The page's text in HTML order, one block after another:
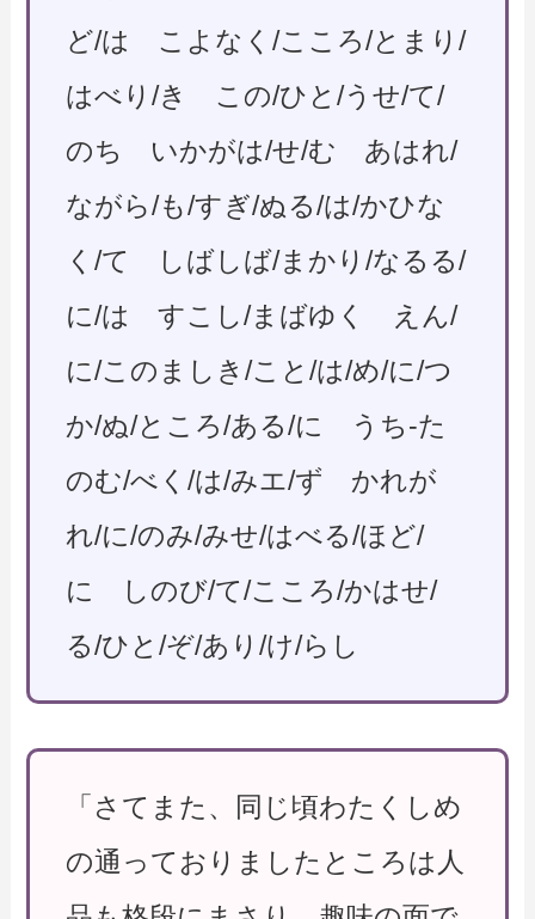
ど/は こよなく/こころ/とまり/
はべり/き この/ひと/うせ/て/
のち いかがは/せ/む あはれ/
ながら/も/すぎ/ぬる/は/かひな
く/て しばしば/まかり/なるる/
に/は すこし/まばゆく えん/
に/このましき/こと/は/め/に/つ
か/ぬ/ところ/ある/に うち-た
のむ/べく/は/みエ/ず かれが
れ/に/のみ/みせ/はべる/ほど/
に しのび/て/こころ/かはせ/
る/ひと/ぞ/あり/け/らし
「さてまた、同じ頃わたくしめ
の通っておりましたところは人